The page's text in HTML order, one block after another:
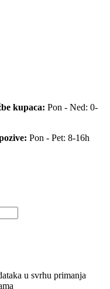
kupaca: Pon - Ned: 0-
Pon - Pet: 8-16h
u svrhu primanja